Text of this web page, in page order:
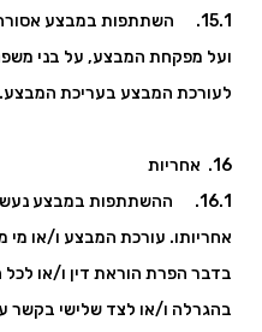
15.1. השתתפות במבצע
ועל מפקחת המבצע, על בני
לעורכת המבצע בעריכת המבצע.
16. אחריות
16.1. ההשתתפות במבצע
אחריותו. עורכת המבצע ו/או
בדבר הפרת הוראת דין ו/או לכל
בהגרלה ו/או לצד שלישי בקשר